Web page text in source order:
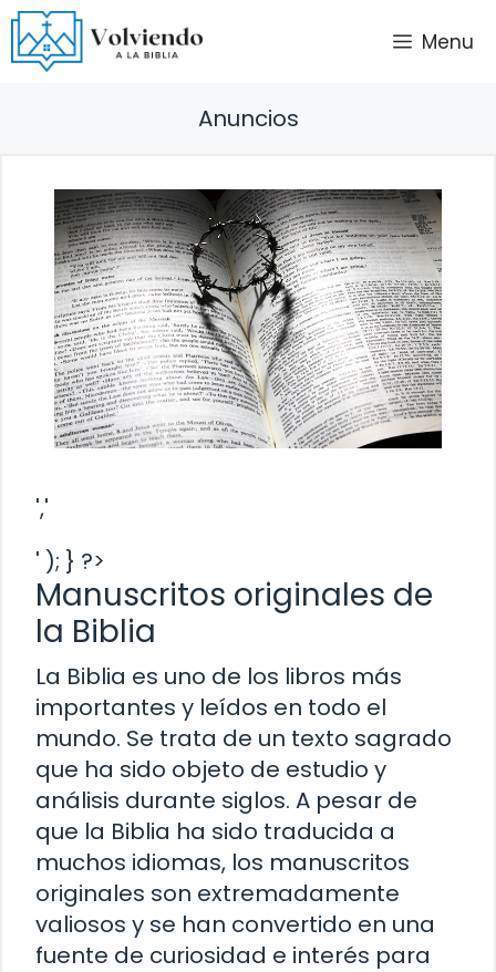
Saltar
al
contenido
Menu
Anuncios
','
' ); } ?>
Manuscritos originales de
la Biblia
La Biblia es uno de los libros más
importantes y leídos en todo el
mundo. Se trata de un texto sagrado
que ha sido objeto de estudio y
análisis durante siglos. A pesar de
que la Biblia ha sido traducida a
muchos idiomas, los manuscritos
originales son extremadamente
valiosos y se han convertido en una
fuente de curiosidad e interés para